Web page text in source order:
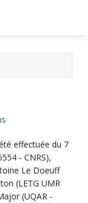
effectuée du 7
- CNRS),
Le Doeuff
(LETG UMR
(UQAR -